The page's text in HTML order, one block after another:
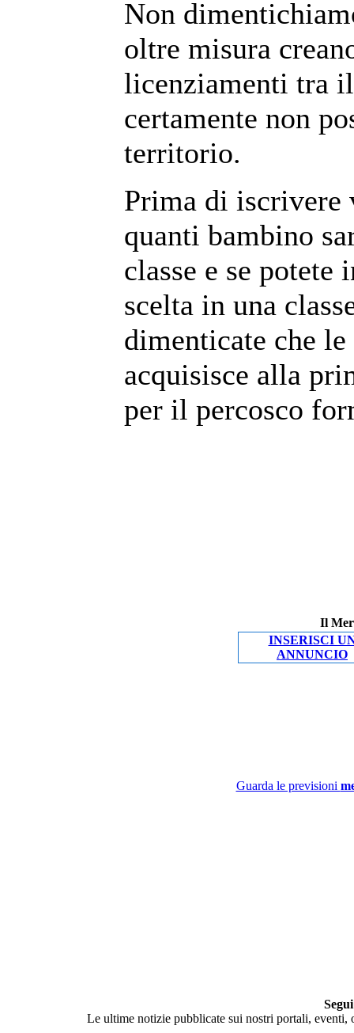
Non
oltre misura
licenziamenti tra
certamente non
territorio.
Prima di
quanti bambino
classe e se
scelta in una
dimenticate che
acquisisce alla
per il percosco
Il
INSERISCI
ANNUNCIO
Guarda le previsioni
Le ultime notizie pubblicate sui nostri portali,